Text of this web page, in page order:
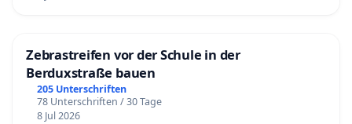
Zebrastreifen vor der Schule in der
Berduxstraße bauen
205 Unterschriften
78 Unterschriften / 30 Tage
8 Jul 2026